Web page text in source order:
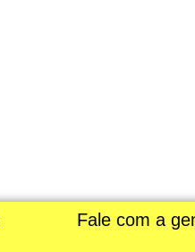
Fale com a